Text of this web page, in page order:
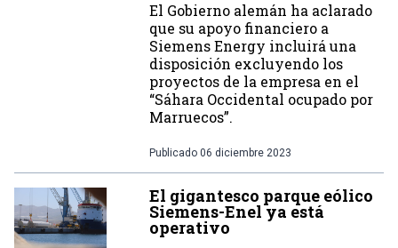
El Gobierno alemán ha aclarado
que su apoyo financiero a
Siemens Energy incluirá una
disposición excluyendo los
proyectos de la empresa en el
“Sáhara Occidental ocupado por
Marruecos”.
Publicado 06 diciembre 2023
El gigantesco parque eólico
Siemens-Enel ya está
operativo